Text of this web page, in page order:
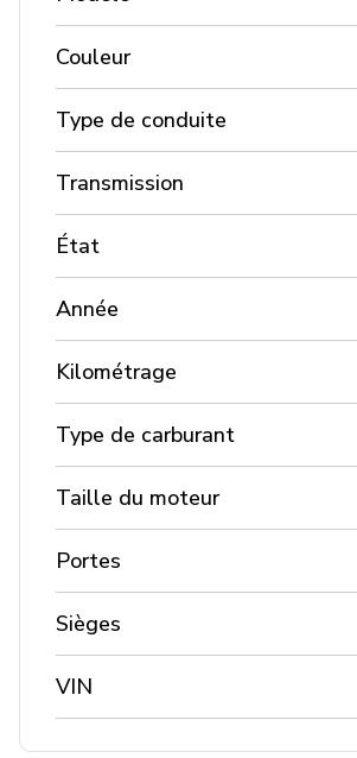
Couleur
Type de conduite
Transmission
État
Année
Kilométrage
Type de carburant
Taille du moteur
Portes
Sièges
VIN